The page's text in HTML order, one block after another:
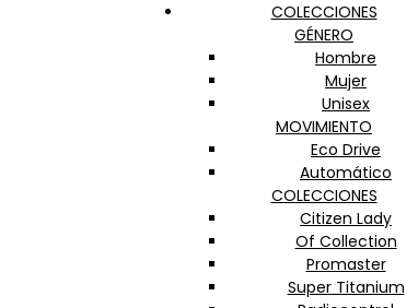
COLECCIONES
GÉNERO
Hombre
Mujer
Unisex
MOVIMIENTO
Eco Drive
Automático
COLECCIONES
Citizen Lady
Of Collection
Promaster
Super Titanium